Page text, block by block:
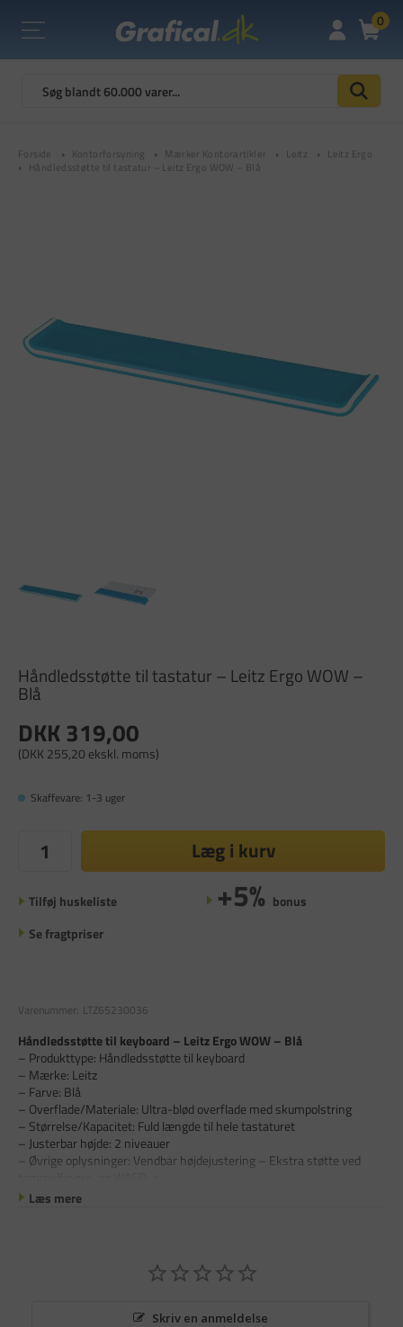
0
Forside Kontorforsyning Mærker Kontorartikler Leitz
Leitz Ergo
Håndledsstøtte til tastatur – Leitz Ergo WOW – Blå
Håndledsstøtte til tastatur – Leitz Ergo WOW –
Blå
DKK 319,00
(DKK 255,20 ekskl. moms)
Skaffevare: 1-3 uger
Læg i kurv
Tilføj huskeliste +5% bonus
Se fragtpriser
Varenummer: LTZ65230036
Håndledsstøtte til keyboard – Leitz Ergo WOW – Blå
– Produkttype: Håndledsstøtte til keyboard
– Mærke: Leitz
– Farve: Blå
– Overflade/Materiale: Ultra-blød overflade med skumpolstring
– Størrelse/Kapacitet: Fuld længde til hele tastaturet
– Justerbar højde: 2 niveauer
– Øvrige oplysninger: Vendbar højdejustering – Ekstra støtte ved
Læs mere
Skriv en anmeldelse